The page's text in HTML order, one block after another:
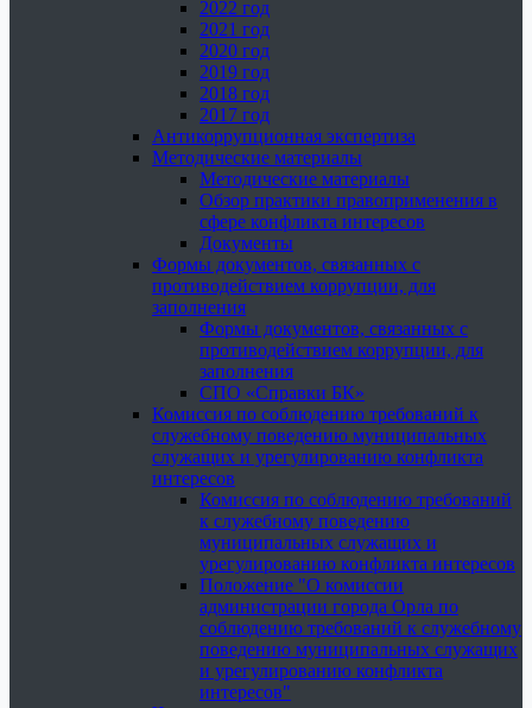
2022 год
2021 год
2020 год
2019 год
2018 год
2017 год
Антикоррупционная экспертиза
Методические материалы
Методические материалы
Обзор практики правоприменения в
сфере конфликта интересов
Документы
Формы документов, связанных с
противодействием коррупции, для
заполнения
Формы документов, связанных с
противодействием коррупции, для
заполнения
СПО «Справки БК»
Комиссия по соблюдению требований к
служебному поведению муниципальных
служащих и урегулированию конфликта
интересов
Комиссия по соблюдению требований
к служебному поведению
муниципальных служащих и
урегулированию конфликта интересов
Положение "О комиссии
администрации города Орла по
соблюдению требований к служебному
поведению муниципальных служащих
и урегулированию конфликта
интересов"